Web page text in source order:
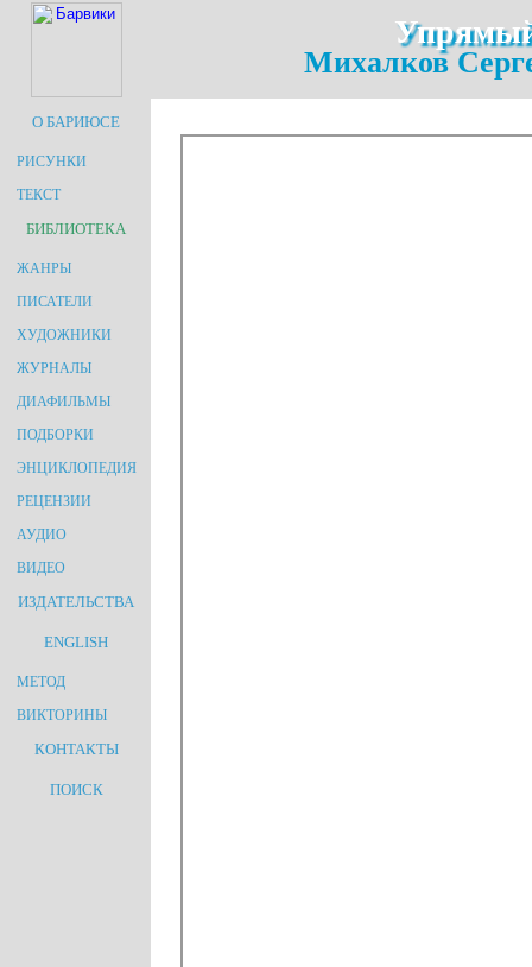
Михалков
О БАРИЮСЕ
РИСУНКИ
ТЕКСТ
БИБЛИОТЕКА
ЖАНРЫ
ПИСАТЕЛИ
ХУДОЖНИКИ
ЖУРНАЛЫ
ДИАФИЛЬМЫ
ПОДБОРКИ
ЭНЦИКЛОПЕДИЯ
РЕЦЕНЗИИ
АУДИО
ВИДЕО
ИЗДАТЕЛЬСТВА
ENGLISH
МЕТОД
ВИКТОРИНЫ
КОНТАКТЫ
ПОИСК